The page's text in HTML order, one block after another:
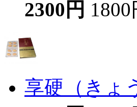
2300円 1800
享硬（きょ